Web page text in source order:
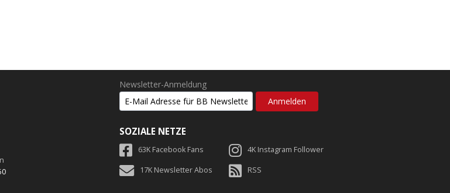
Newsletter-Anmeldung
SOZIALE NETZE
63K Facebook Fans 4K Instagram Follower
17K Newsletter Abos RSS